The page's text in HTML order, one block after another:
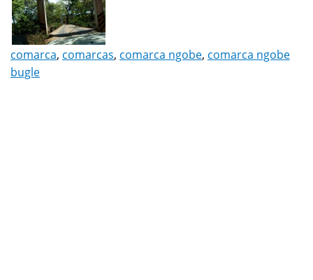
comarca, comarcas, comarca ngobe, comarca ngobe
bugle